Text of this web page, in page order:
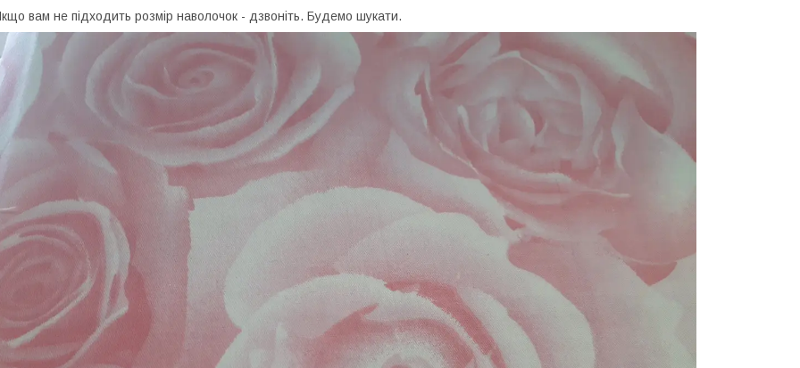
вам не підходить розмір наволочок - дзвоніть. Будемо шукати.